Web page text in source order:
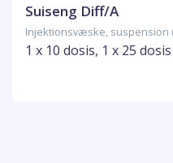
Suiseng Diff/A
Injektionsvæske, suspension
1 x 10 dosis, 1 x 25 dosis